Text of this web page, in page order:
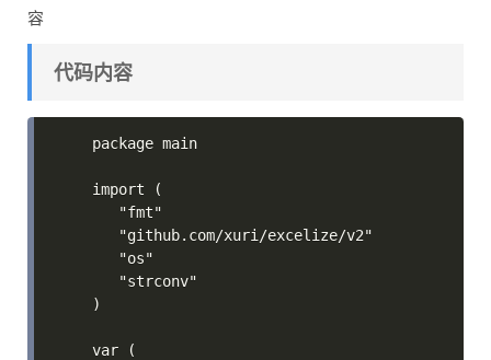
容
代码内容
package main
import (
"fmt"
"github.com/xuri/excelize/v2"
"os"
"strconv"
)
var (